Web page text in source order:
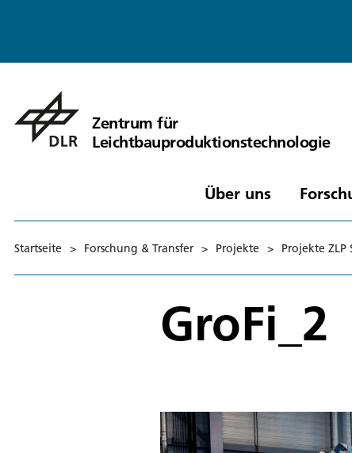
Zentrum für
Leichtbauproduktionstechnologie
Über uns
Startseite > Forschung & Transfer > Projekte > Projekte ZLP
GroFi_2